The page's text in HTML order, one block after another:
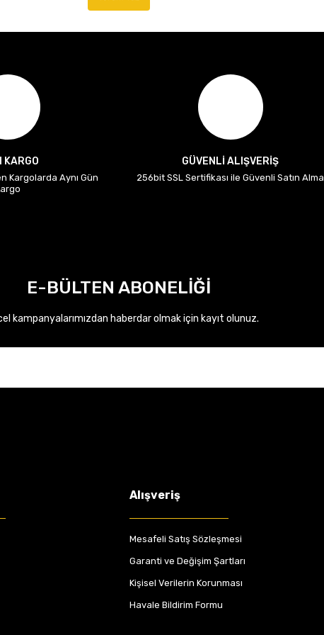
KARGO
Kargolarda Aynı Gün
GÜVENLİ ALIŞVERİŞ
256bit SSL Sertifikası ile Güvenli Satın Alma
E-BÜLTEN ABONELİĞİ
kampanyalarımızdan haberdar olmak için kayıt olunuz.
Alışveriş
Mesafeli Satış Sözleşmesi
Garanti ve Değişim Şartları
Kişisel Verilerin Korunması
Havale Bildirim Formu